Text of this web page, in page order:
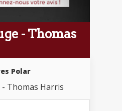
- Thomas
Polar
Thomas Harris